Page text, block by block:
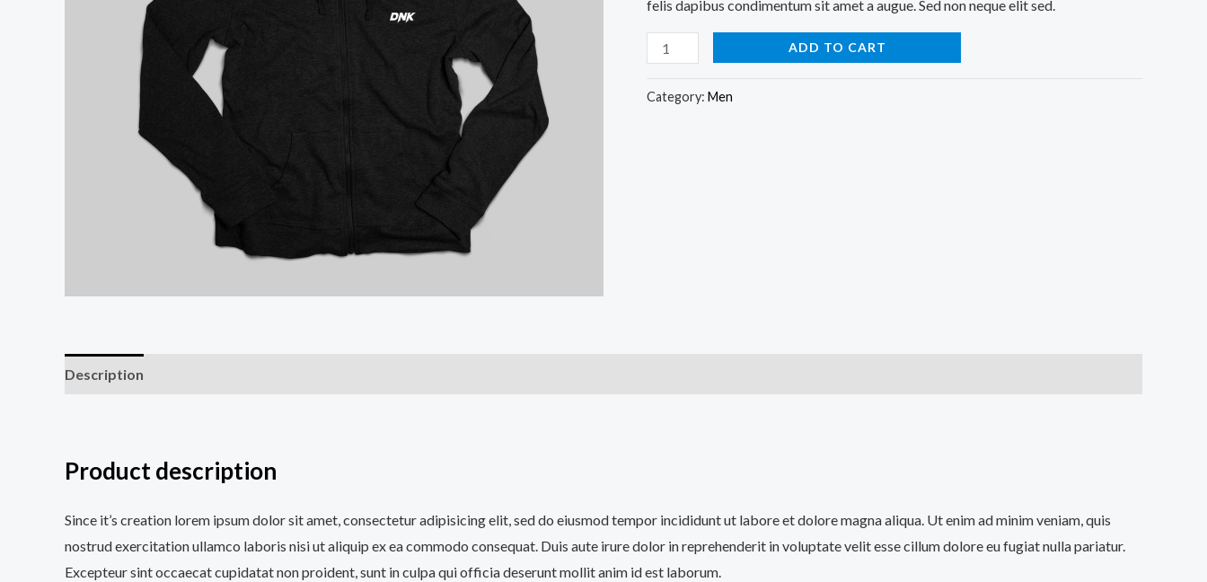
felis dapibus condimentum sit amet a augue. Sed non neque elit sed.
ADD TO CART
Category: Men
Description
Product description
Since it’s creation lorem ipsum dolor sit amet, consectetur adipisicing elit, sed do eiusmod tempor incididunt ut labore et dolore magna aliqua. Ut enim ad minim veniam, quis
nostrud exercitation ullamco laboris nisi ut aliquip ex ea commodo consequat. Duis aute irure dolor in reprehenderit in voluptate velit esse cillum dolore eu fugiat nulla pariatur.
Excepteur sint occaecat cupidatat non proident, sunt in culpa qui officia deserunt mollit anim id est laborum.